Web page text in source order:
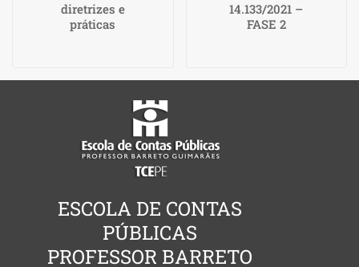
diretrizes e
práticas
14.133/2021 –
FASE 2
ESCOLA DE CONTAS
PÚBLICAS
PROFESSOR BARRETO